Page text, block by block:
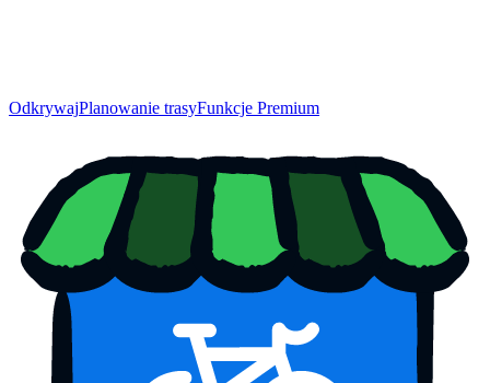
OdkrywajPlanowanie trasyFunkcje Premium